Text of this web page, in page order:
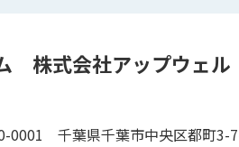
株式会社アップウェル
0001 千葉県千葉市中央区都町3-